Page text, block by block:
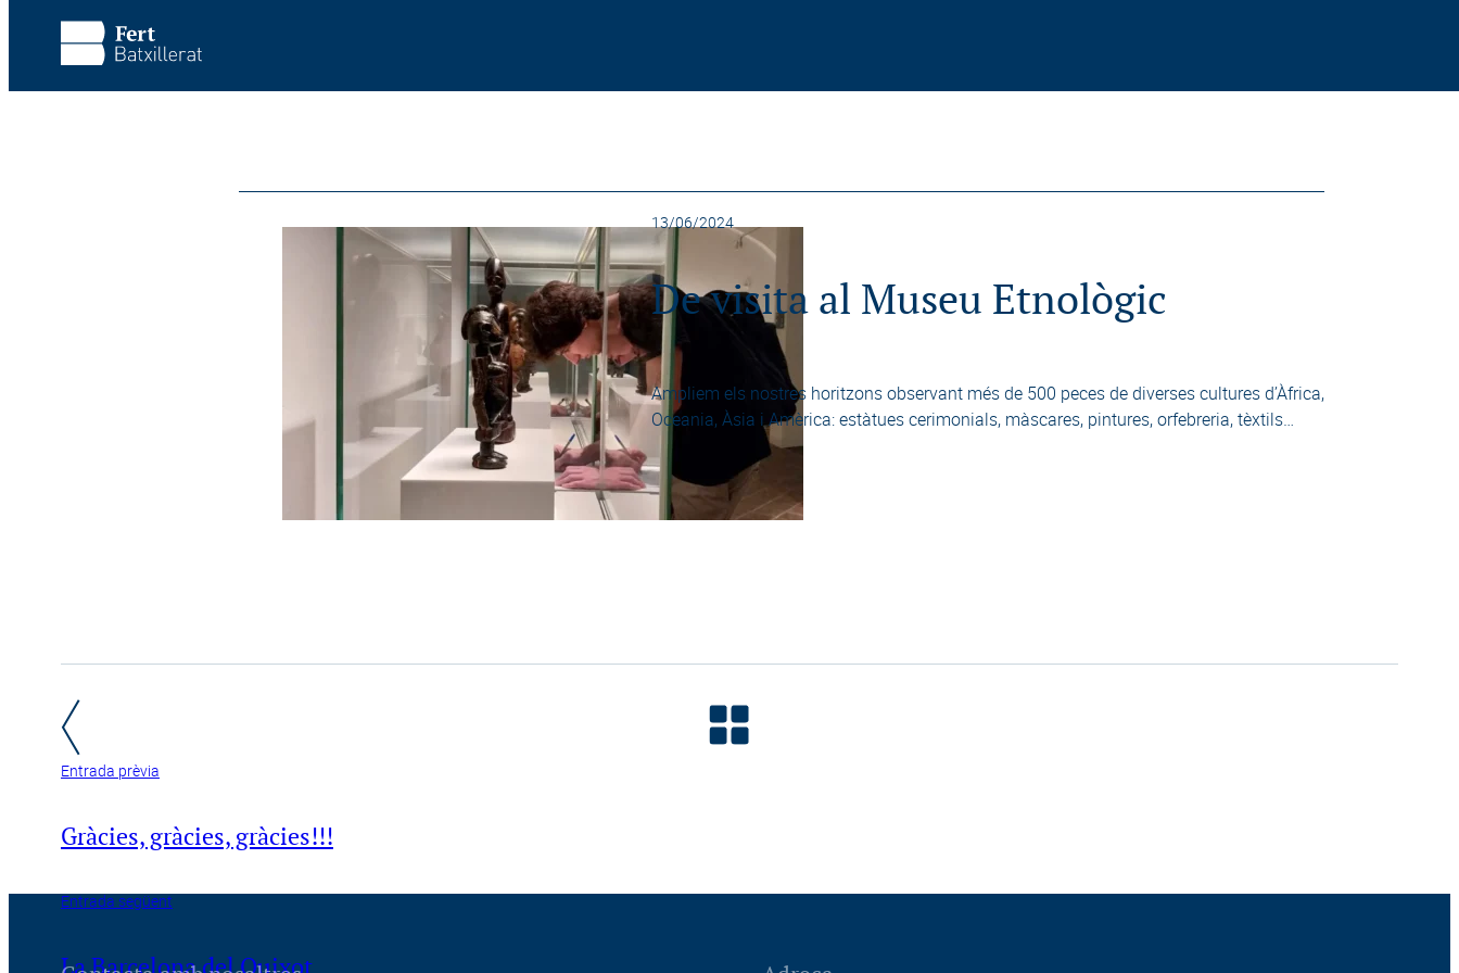
Vés al contingut principal
13/06/2024
De visita al Museu Etnològic
Ampliem els nostres horitzons observant més de 500 peces de diverses cultures d’Àfrica,
Oceania, Àsia i Amèrica: estàtues cerimonials, màscares, pintures, orfebreria, tèxtils…
Entrada prèvia
Gràcies, gràcies, gràcies!!!
Entrada següent
La Barcelona del Quixot